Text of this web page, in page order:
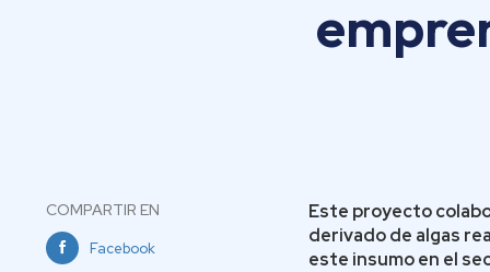
COMPARTIR EN
Facebook
Este proyecto
derivado de algas
este insumo en el